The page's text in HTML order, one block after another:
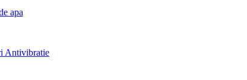
apa
Antivibratie